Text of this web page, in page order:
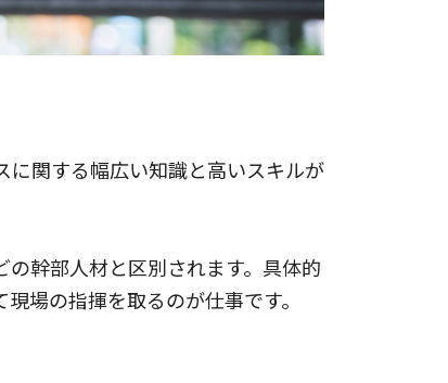
関する幅広い知識と高いスキルが
幹部人材と区別されます。具体的
場の指揮を取るのが仕事です。